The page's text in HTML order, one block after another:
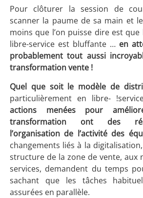
Pour clôturer la session de
scanner la paume de sa main et
moins que l’on puisse dire est que
libre-service est bluffante … en
probablement tout aussi
transformation vente !
Quel que soit le modèle de
particulièrement en libre-
actions menées pour
transformation ont des
l’organisation de l’activité des
changements liés à la
structure de la zone de vente, aux
services, demandent du temps
sachant que les tâches
assurées en parallèle.